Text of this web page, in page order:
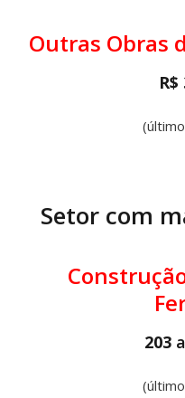
Outras Obras
R$
Setor com
203